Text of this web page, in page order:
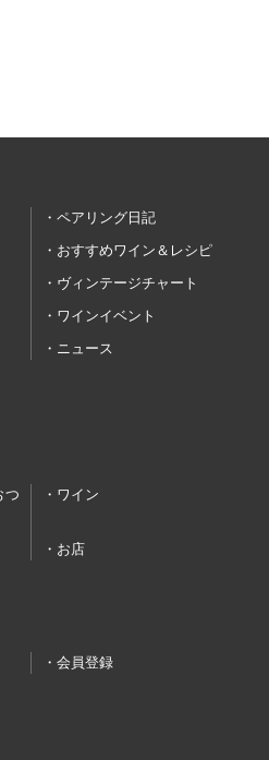
ペアリング日記
おすすめワイン＆レシピ
ヴィンテージチャート
ワインイベント
ニュース
つ
ワイン
お店
会員登録